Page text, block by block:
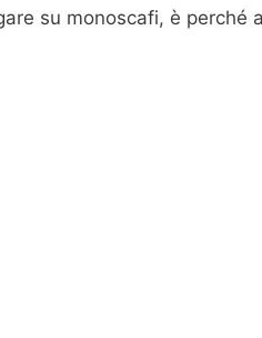
su monoscafi, è perché